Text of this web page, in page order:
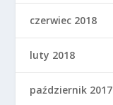
czerwiec 2018
luty 2018
październik 2017